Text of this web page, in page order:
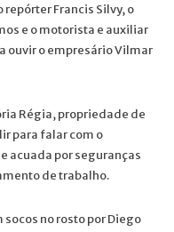
repórter Francis Silvy, o
e o motorista e auxiliar
ouvir o empresário Vilmar
Régia, propriedade de
para falar com o
acuada por seguranças
de trabalho.
no rosto por Diego